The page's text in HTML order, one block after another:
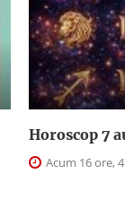
Horoscop 7
Acum 16 ore,